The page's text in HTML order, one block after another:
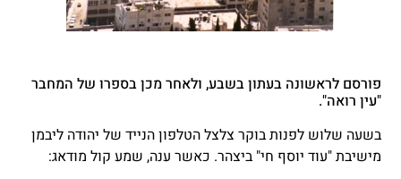
פורסם לראשונה בעתון בשבע, ולאחר מכן בספרו של המחבר
"עין רואה".
בשעה שלוש לפנות בוקר צלצל הטלפון הנייד של יהודה ליבמן
מישיבת "עוד יוסף חי" ביצהר. כאשר ענה, שמע קול מודאג: